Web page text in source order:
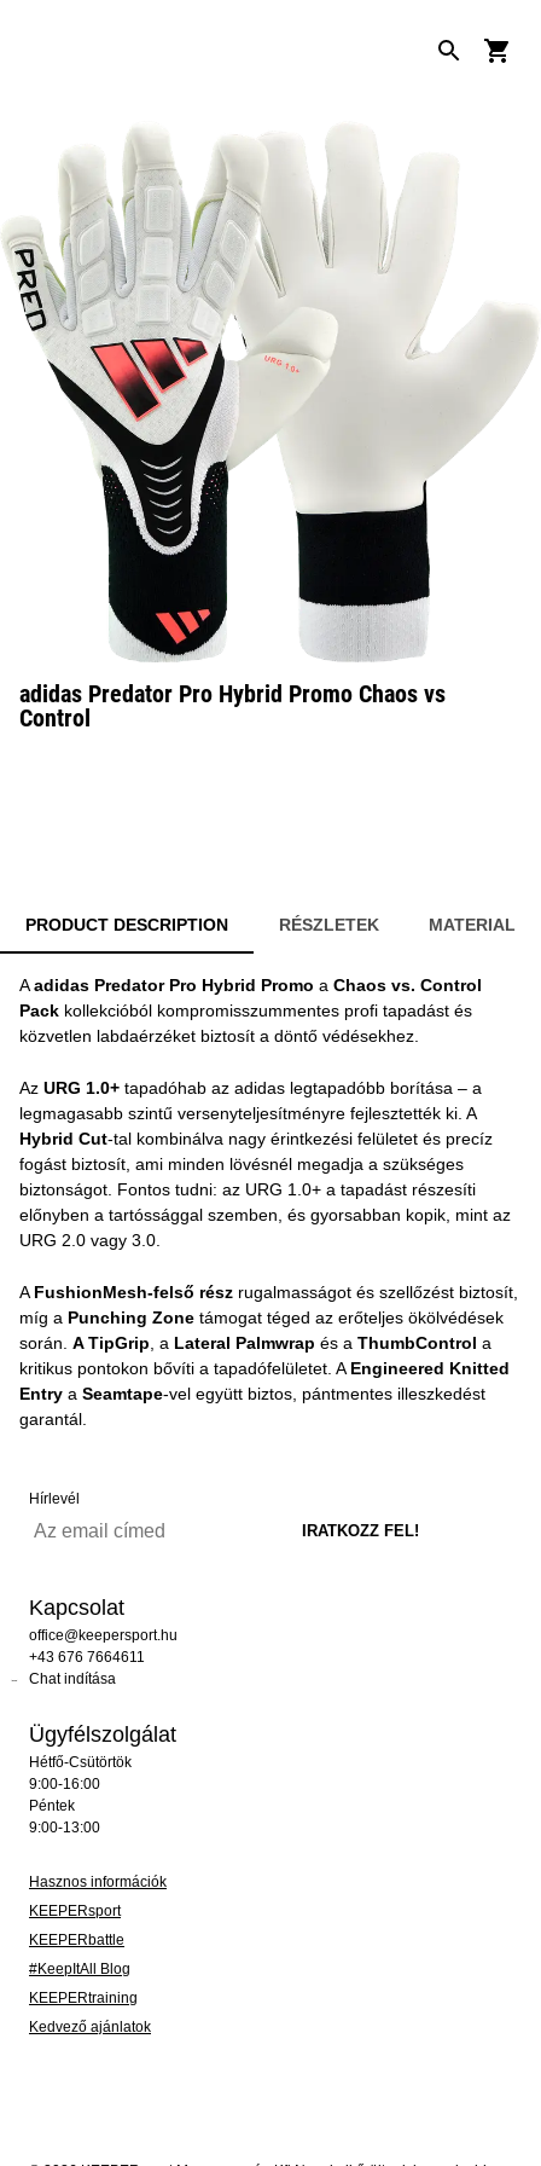
adidas Predator Pro Hybrid Promo Chaos vs
Control
PRODUCT DESCRIPTION RÉSZLETEK MATERIAL
Aadidas Predator Pro Hybrid Promo a Chaos vs. Control
Pack kollekcióból kompromisszummentes profi tapadást és
közvetlen labdaérzéket biztosít a döntő védésekhez.
Az URG 1.0+ tapadóhab az adidas legtapadóbb borítása – a
legmagasabb szintű versenyteljesítményre fejlesztették ki. A
Hybrid Cut-tal kombinálva nagy érintkezési felületet és precíz
fogást biztosít, ami minden lövésnél megadja a szükséges
biztonságot. Fontos tudni: az URG 1.0+ a tapadást részesíti
előnyben a tartóssággal szemben, és gyorsabban kopik, mint az
URG 2.0 vagy 3.0.
A FushionMesh-felső rész rugalmasságot és szellőzést biztosít,
míg a Punching Zone támogat téged az erőteljes ökölvédések
során. A TipGrip , a Lateral Palmwrap és a ThumbControl a
kritikus pontokon bővíti a tapadófelületet. A Engineered Knitted
Entry a Seamtape-vel együtt biztos, pántmentes illeszkedést
garantál.
Hírlevél
Kapcsolat
office@keepersport.hu
+43 676 7664611
Chat indítása
Ügyfélszolgálat
Hétfő-Csütörtök
9:00-16:00
Péntek
9:00-13:00
Hasznos információk
KEEPERsport
KEEPERbattle
#KeepItAll Blog
KEEPERtraining
Kedvező ajánlatok